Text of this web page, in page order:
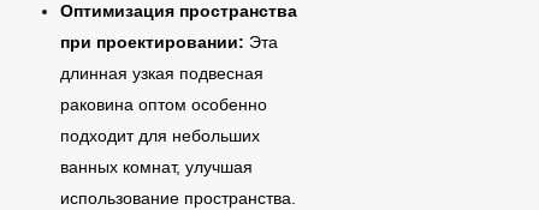
Оптимизация пространства
при проектировании: Эта
длинная узкая подвесная
раковина оптом особенно
подходит для небольших
ванных комнат, улучшая
использование пространства.